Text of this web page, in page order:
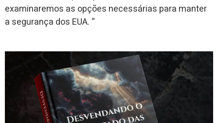
examinaremos as opções necessárias para manter
a segurança dos EUA. “